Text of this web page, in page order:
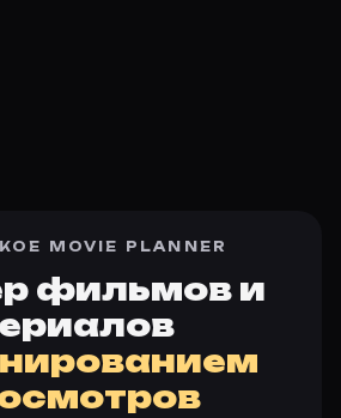
MOVIE PLANNER
фильмов и